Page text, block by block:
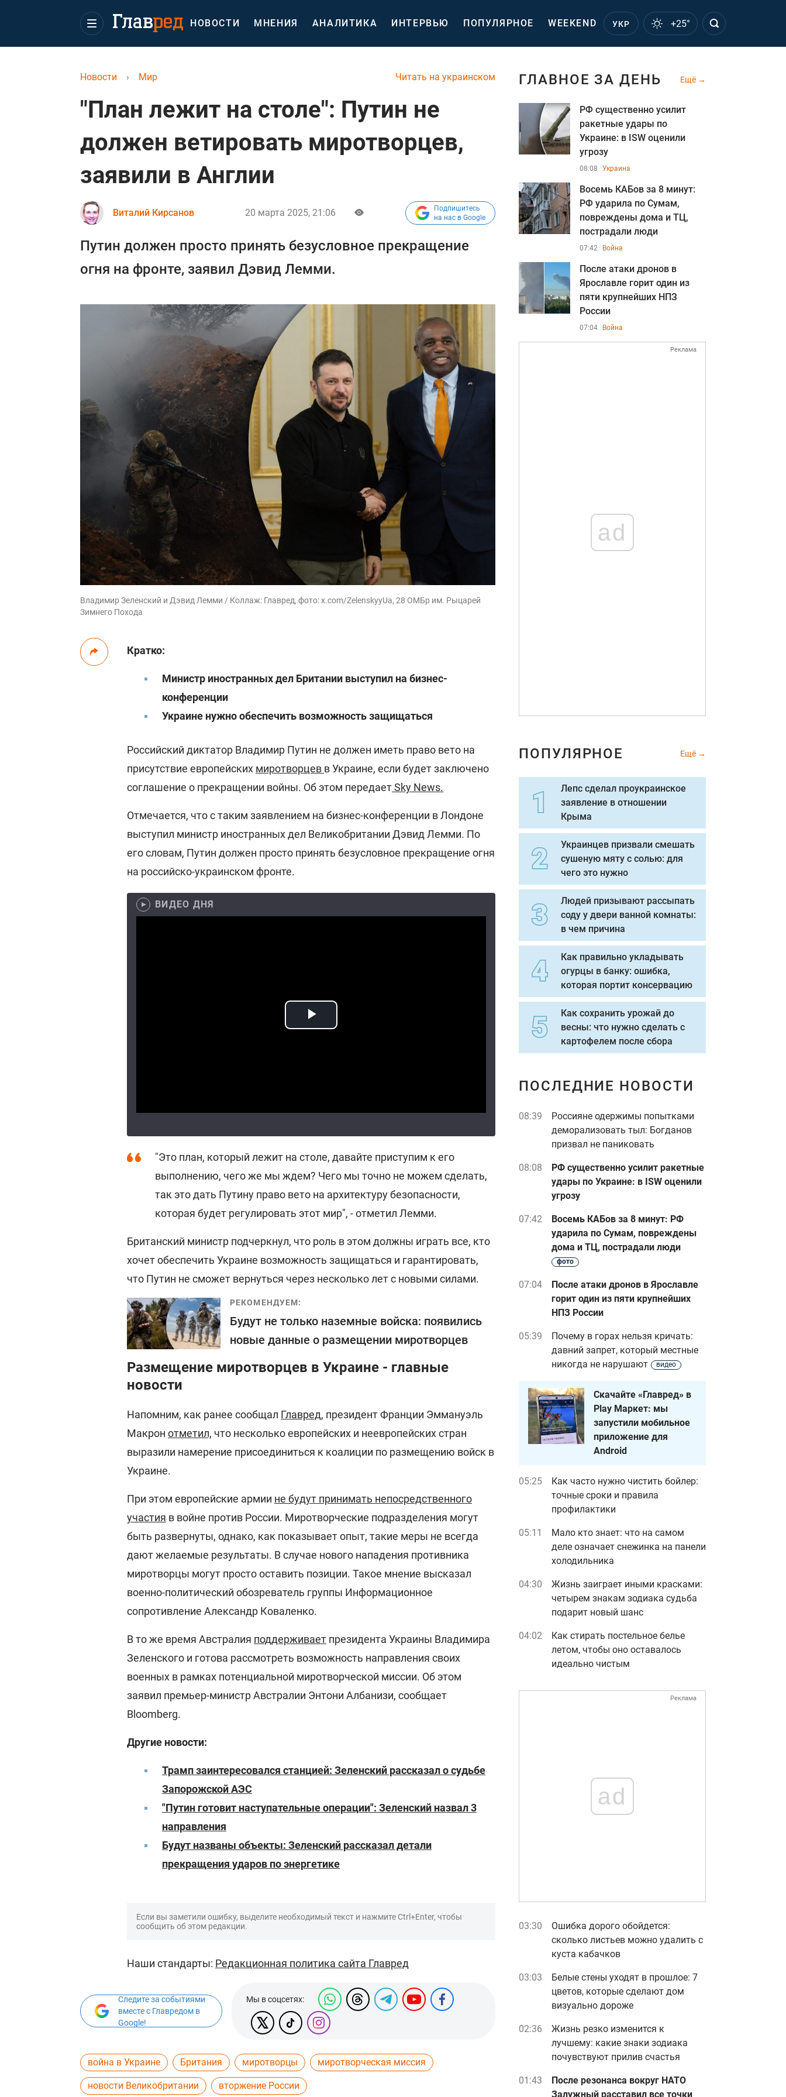
НОВОСТИ МНЕНИЯ АНАЛИТИКА ИНТЕРВЬЮ ПОПУЛЯРНОЕ WEEKEND УКР +25°
Читать на украинском
Новости › Мир
"План лежит на столе": Путин не
должен ветировать миротворцев,
заявили в Англии
Виталий Кирсанов 20 марта 2025, 21:06
Подпишитесь
на нас в Google
Путин должен просто принять безусловное прекращение
огня на фронте, заявил Дэвид Лемми.
Владимир Зеленский и Дэвид Лемми / Коллаж: Главред, фото: x.com/ZelenskyyUa, 28 ОМБр им. Рыцарей
Зимнего Похода
Кратко:
Министр иностранных дел Британии выступил на бизнес-
конференции
Украине нужно обеспечить возможность защищаться
Российский диктатор Владимир Путин не должен иметь право вето на
присутствие европейских миротворцев в Украине, если будет заключено
соглашение о прекращении войны. Об этом передаетSky News.
Отмечается, что с таким заявлением на бизнес-конференции в Лондоне
выступил министр иностранных дел Великобритании Дэвид Лемми. По
его словам, Путин должен просто принять безусловное прекращение огня
на российско-украинском фронте.
ВИДЕО ДНЯ
"Это план, который лежит на столе, давайте приступим к его
выполнению, чего же мы ждем? Чего мы точно не можем сделать,
так это дать Путину право вето на архитектуру безопасности,
которая будет регулировать этот мир", - отметил Лемми.
Британский министр подчеркнул, что роль в этом должны играть все, кто
хочет обеспечить Украине возможность защищаться и гарантировать,
что Путин не сможет вернуться через несколько лет с новыми силами.
РЕКОМЕНДУЕМ:
Будут не только наземные войска: появились
новые данные о размещении миротворцев
Размещение миротворцев в Украине - главные
новости
Напомним, как ранее сообщал Главред, президент Франции Эммануэль
Макрон отметил, что несколько европейских и неевропейских стран
выразили намерение присоединиться к коалиции по размещению войск в
Украине.
При этом европейские армии не будут принимать непосредственного
участия в войне против России. Миротворческие подразделения могут
быть развернуты, однако, как показывает опыт, такие меры не всегда
дают желаемые результаты. В случае нового нападения противника
миротворцы могут просто оставить позиции. Такое мнение высказал
военно-политический обозреватель группы Информационное
сопротивление Александр Коваленко.
В то же время Австралия поддерживает президента Украины Владимира
Зеленского и готова рассмотреть возможность направления своих
военных в рамках потенциальной миротворческой миссии. Об этом
заявил премьер-министр Австралии Энтони Албанизи, сообщает
Bloomberg.
Другие новости:
Трамп заинтересовался станцией: Зеленский рассказал о судьбе
Запорожской АЭС
"Путин готовит наступательные операции": Зеленский назвал 3
направления
Будут названы объекты: Зеленский рассказал детали
прекращения ударов по энергетике
Если вы заметили ошибку, выделите необходимый текст и нажмите Ctrl+Enter, чтобы
сообщить об этом редакции.
Наши стандарты: Редакционная политика сайта Главред
Следите за событиями
вместе с Главредом в
Google!
Мы в соцсетях:
война в Украине Британия миротворцы миротворческая миссия
новости Великобритании вторжение России
ГЛАВНОЕ ЗА ДЕНЬ Ещё
РФ существенно усилит
ракетные удары по
Украине: в ISW оценили
угрозу
08:08 Украина
Восемь КАБов за 8 минут:
РФ ударила по Сумам,
повреждены дома и ТЦ,
пострадали люди
07:42 Война
После атаки дронов в
Ярославле горит один из
пяти крупнейших НПЗ
России
07:04 Война
Реклама
ad
ПОПУЛЯРНОЕ Ещё
Лепс сделал проукраинское
заявление в отношении
Крыма
Украинцев призвали смешать
сушеную мяту с солью: для
чего это нужно
Людей призывают рассыпать
соду у двери ванной комнаты:
в чем причина
Как правильно укладывать
огурцы в банку: ошибка,
которая портит консервацию
Как сохранить урожай до
весны: что нужно сделать с
картофелем после сбора
ПОСЛЕДНИЕ НОВОСТИ
08:39
Россияне одержимы попытками
деморализовать тыл: Богданов
призвал не паниковать
08:08
РФ существенно усилит ракетные
удары по Украине: в ISW оценили
угрозу
07:42
Восемь КАБов за 8 минут: РФ
ударила по Сумам, повреждены
дома и ТЦ, пострадали люди
фото
07:04
После атаки дронов в Ярославле
горит один из пяти крупнейших
НПЗ России
05:39
Почему в горах нельзя кричать:
давний запрет, который местные
никогда не нарушают
видео
Скачайте «Главред» в
Play Маркет: мы
запустили мобильное
приложение для
Android
05:25
Как часто нужно чистить бойлер:
точные сроки и правила
профилактики
05:11
Мало кто знает: что на самом
деле означает снежинка на панели
холодильника
04:30
Жизнь заиграет иными красками:
четырем знакам зодиака судьба
подарит новый шанс
04:02
Как стирать постельное белье
летом, чтобы оно оставалось
идеально чистым
Реклама
ad
03:30
Ошибка дорого обойдется:
сколько листьев можно удалить с
куста кабачков
03:03
Белые стены уходят в прошлое: 7
цветов, которые сделают дом
визуально дороже
02:36
Жизнь резко изменится к
лучшему: какие знаки зодиака
почувствуют прилив счастья
01:43
После резонанса вокруг НАТО
Залужный расставил все точки